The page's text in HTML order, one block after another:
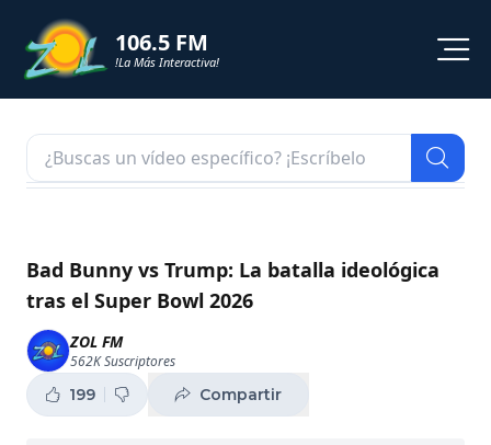
106.5 FM
!La Más Interactiva!
NOTICIAS
SHORTS
PODCAST
ZOL TV
Bad Bunny vs Trump: La batalla ideológica
tras el Super Bowl 2026
ZOL FM
562KSuscriptores
199 Compartir